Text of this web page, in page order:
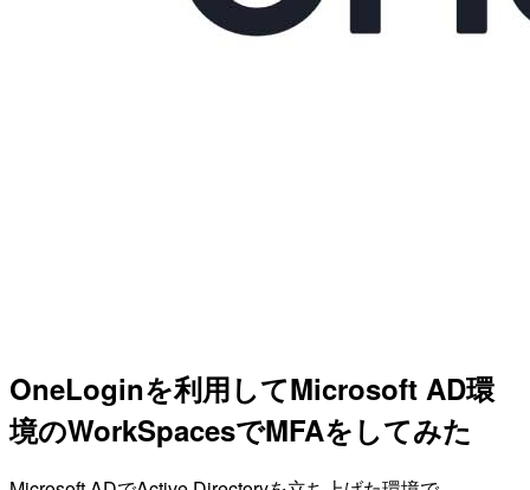
OneLoginを利用してMicrosoft AD環
境のWorkSpacesでMFAをしてみた